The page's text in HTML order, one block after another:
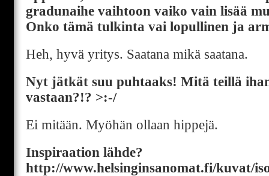
gradunaihe vaihtoon vaiko vain lisää
Onko tämä tulkinta vai lopullinen ja
Heh, hyvä yritys. Saatana mikä saatana.
Nyt jätkät suu puhtaaks! Mitä teillä
vastaan?!? >:-/
Ei mitään. Myöhän ollaan hippejä.
Inspiraation lähde?
http://www.helsinginsanomat.fi/kuvat/